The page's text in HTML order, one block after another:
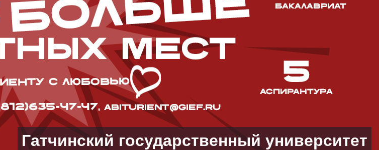
Гатчинский государственный университет